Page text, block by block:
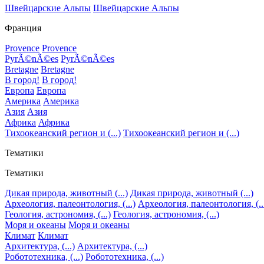
Швейцарские Альпы Швейцарские Альпы
Франция
Provence Provence
PyrÃ©nÃ©es PyrÃ©nÃ©es
Bretagne Bretagne
В город! В город!
Европа Европа
Америка Америка
Азия Азия
Африка Африка
Тихоокеанский регион и (...) Тихоокеанский регион и (...)
Тематики
Тематики
Дикая природа, животный (...) Дикая природа, животный (...)
Археология, палеонтология, (...) Археология, палеонтология,
Геология, астрономия, (...) Геология, астрономия, (...)
Моря и океаны Моря и океаны
Климат Климат
Архитектура, (...) Архитектура, (...)
Робототехника, (...) Робототехника, (...)